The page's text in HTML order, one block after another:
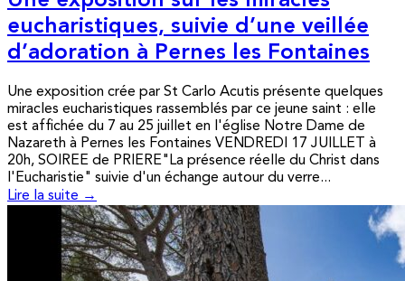
eucharistiques, suivie d’une veillée
d’adoration à Pernes les Fontaines
Une exposition crée par St Carlo Acutis présente quelques
miracles eucharistiques rassemblés par ce jeune saint : elle
est affichée du 7 au 25 juillet en l'église Notre Dame de
Nazareth à Pernes les Fontaines VENDREDI 17 JUILLET à
20h, SOIREE de PRIERE"La présence réelle du Christ dans
l'Eucharistie" suivie d'un échange autour du verre...
Lire la suite →